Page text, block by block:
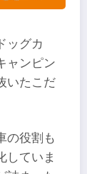
ッグカ
ャンピン
いたこだ
の役割も
していま